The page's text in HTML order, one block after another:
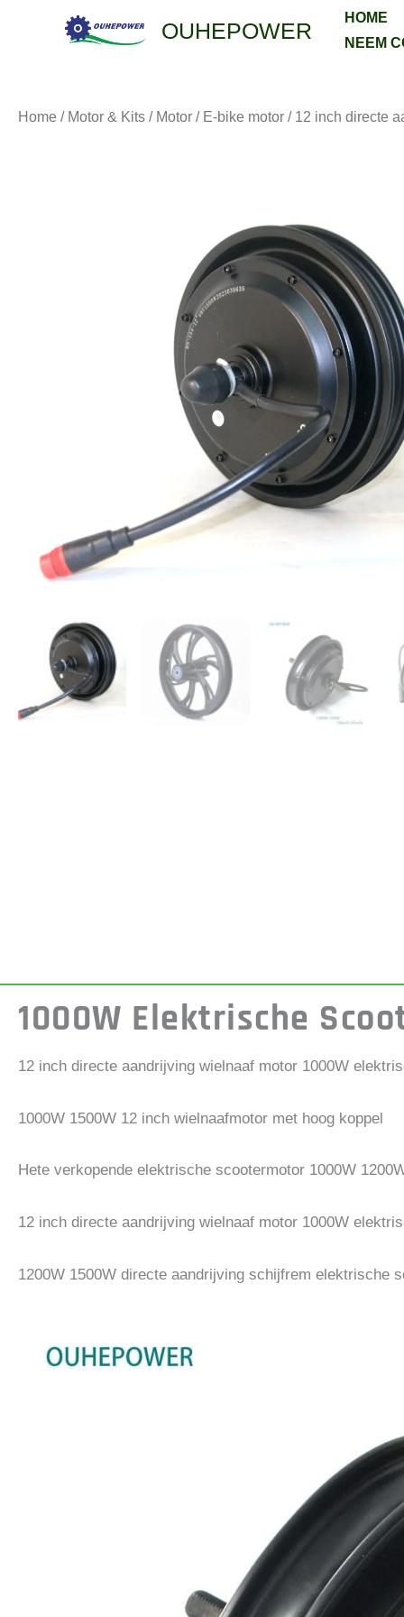
OUHEPOWER
HOME
NEEM
Home / Motor & Kits / Motor / E-bike motor / 12 inch directe
1000W Elektrische
12 inch directe aandrijving wielnaaf motor 1000W
1000W 1500W 12 inch wielnaafmotor met hoog koppel
Hete verkopende elektrische scootermotor 1000W
12 inch directe aandrijving wielnaaf motor 1000W
1200W 1500W directe aandrijving schijfrem elektrische